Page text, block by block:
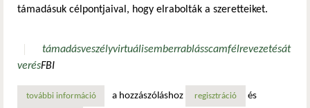
támadásuk célpontjaival, hogy elrabolták a szeretteiket.
támadásveszélyvirtuálisemberrablásscamfélrevezetésát
verésFBI
további információvirtuális emberrablás-támadásra figyelmeztet az fbi
a hozzászóláshoz regisztráció és